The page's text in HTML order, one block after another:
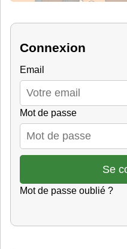
Connexion
Email
Mot de passe
Mot de passe oublié ?